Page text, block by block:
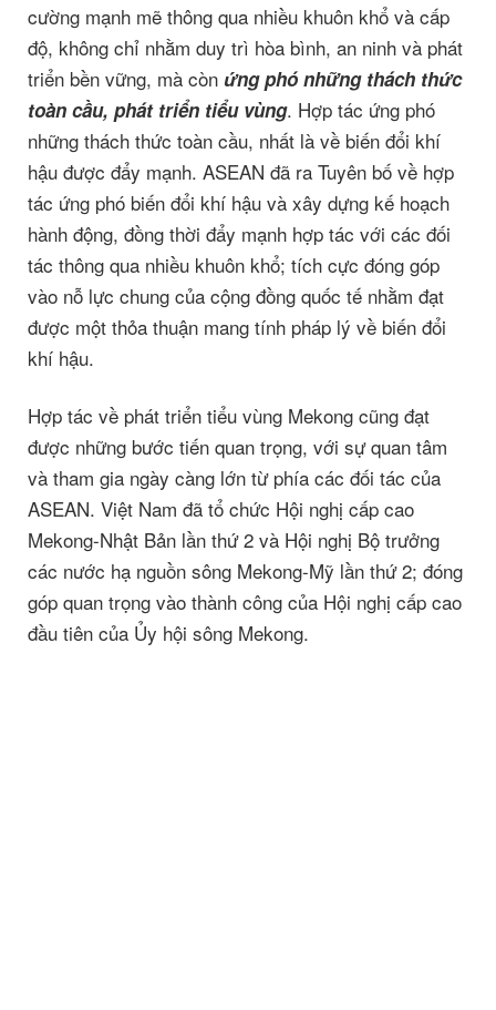
cường mạnh mẽ thông qua nhiều khuôn khổ và cấp
độ, không chỉ nhằm duy trì hòa bình, an ninh và phát
triển bền vững, mà còn ứng phó những thách thức
toàn cầu, phát triển tiểu vùng. Hợp tác ứng phó
những thách thức toàn cầu, nhất là về biến đổi khí
hậu được đẩy mạnh. ASEAN đã ra Tuyên bố về hợp
tác ứng phó biến đổi khí hậu và xây dựng kế hoạch
hành động, đồng thời đẩy mạnh hợp tác với các đối
tác thông qua nhiều khuôn khổ; tích cực đóng góp
vào nỗ lực chung của cộng đồng quốc tế nhằm đạt
được một thỏa thuận mang tính pháp lý về biến đổi
khí hậu.
Hợp tác về phát triển tiểu vùng Mekong cũng đạt
được những bước tiến quan trọng, với sự quan tâm
và tham gia ngày càng lớn từ phía các đối tác của
ASEAN. Việt Nam đã tổ chức Hội nghị cấp cao
Mekong-Nhật Bản lần thứ 2 và Hội nghị Bộ trưởng
các nước hạ nguồn sông Mekong-Mỹ lần thứ 2; đóng
góp quan trọng vào thành công của Hội nghị cấp cao
đầu tiên của Ủy hội sông Mekong.